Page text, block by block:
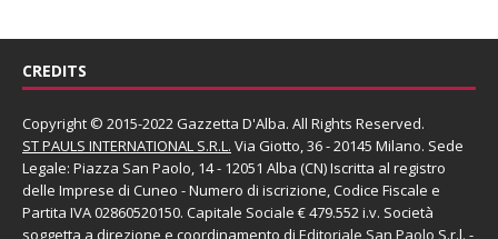
CREDITS
Copyright © 2015-2022 Gazzetta D'Alba. All Rights Reserved.
ST PAULS INTERNATIONAL S.R.L. Via Giotto, 36 - 20145 Milano. Sede
Legale: Piazza San Paolo, 14 - 12051 Alba (CN) Iscritta al registro
delle Imprese di Cuneo - Numero di iscrizione, Codice Fiscale e
Partita IVA 02860520150. Capitale Sociale € 479.552 i.v. Società
soggetta a direzione e coordinamento di Editoriale San Paolo S.r.l. -